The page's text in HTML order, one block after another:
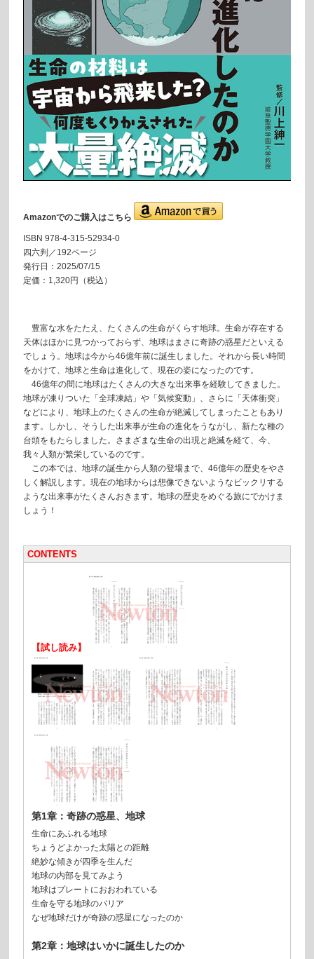
Amazonでのご購入はこちら
ISBN 978-4-315-52934-0
四六判／192ページ
発行日：2025/07/15
定価：1,320円（税込）
豊富な水をたたえ、たくさんの生命がくらす地球。生命が存在する
天体はほかに見つかっておらず、地球はまさに奇跡の惑星だといえる
でしょう。地球は今から46億年前に誕生しました。それから長い時間
をかけて、地球と生命は進化して、現在の姿になったのです。
46億年の間に地球はたくさんの大きな出来事を経験してきました。
地球が凍りついた「全球凍結」や「気候変動」、さらに「天体衝突」
などにより、地球上のたくさんの生命が絶滅してしまったこともあり
ます。しかし、そうした出来事が生命の進化をうながし、新たな種の
台頭をもたらしました。さまざまな生命の出現と絶滅を経て、今、
我々人類が繁栄しているのです。
この本では、地球の誕生から人類の登場まで、46億年の歴史をやさ
しく解説します。現在の地球からは想像できないようなビックリする
ような出来事がたくさんおきます。地球の歴史をめぐる旅にでかけま
しょう！
CONTENTS
【試し読み】
第1章：奇跡の惑星、地球
生命にあふれる地球
ちょうどよかった太陽との距離
絶妙な傾きが四季を生んだ
地球の内部を見てみよう
地球はプレートにおおわれている
生命を守る地球のバリア
なぜ地球だけが奇跡の惑星になったのか
第2章：地球はいかに誕生したのか